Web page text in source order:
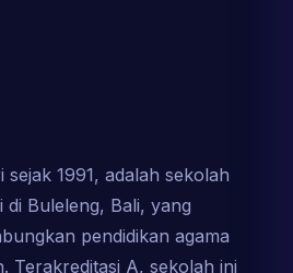
1991, adalah sekolah
di Buleleng, Bali, yang
pendidikan agama
Terakreditasi A, sekolah ini